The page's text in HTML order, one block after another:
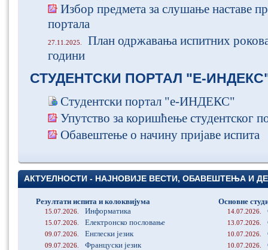
Избор предмета за слушање наставе
портала
27.11.2025.
План одржавања испитних
години
СТУДЕНТСКИ ПОРТАЛ "Е-
Студентски портал "е-ИНДЕКС"
Упутство за коришћење студентског
Обавештење о начину пријаве испита
АКТУЕЛНОСТИ - НАЈНОВИЈЕ ВЕСТИ, ОБАВЕШТЕЊА И
Резултати испита и колоквијума
15.07.2026. Информатика
15.07.2026. Електронско пословање
09.07.2026. Енглески језик
09.07.2026. Француски језик
Основне
14.07.2026.
13.07.2026.
10.07.2026.
10.07.2026.